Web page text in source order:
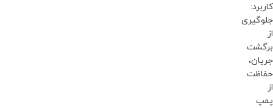
کاربرد:
جلوگیری
از
برگشت
جریان،
حفاظت
از
پمپ